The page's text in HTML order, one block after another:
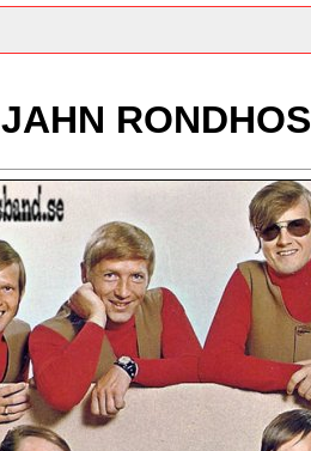
JAHN RONDHOS